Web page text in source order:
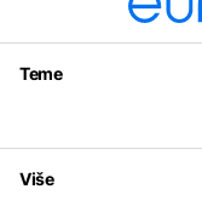
Teme
Svijet
Magazin
Više